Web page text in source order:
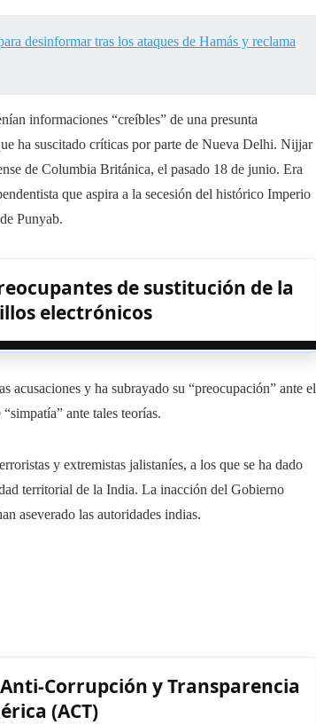
desinformar tras los ataques de Hamás y reclama
informaciones “creíbles” de una presunta
ha suscitado críticas por parte de Nueva Delhi. Nijjar
de Columbia Británica, el pasado 18 de junio. Era
que aspira a la secesión del histórico Imperio
Punyab.
de sustitución de la
electrónicos
acusaciones y ha subrayado su “preocupación” ante el
ante tales teorías.
y extremistas jalistaníes, a los que se ha dado
territorial de la India. La inacción del Gobierno
aseverado las autoridades indias.
Corrupción y Transparencia
(ACT)